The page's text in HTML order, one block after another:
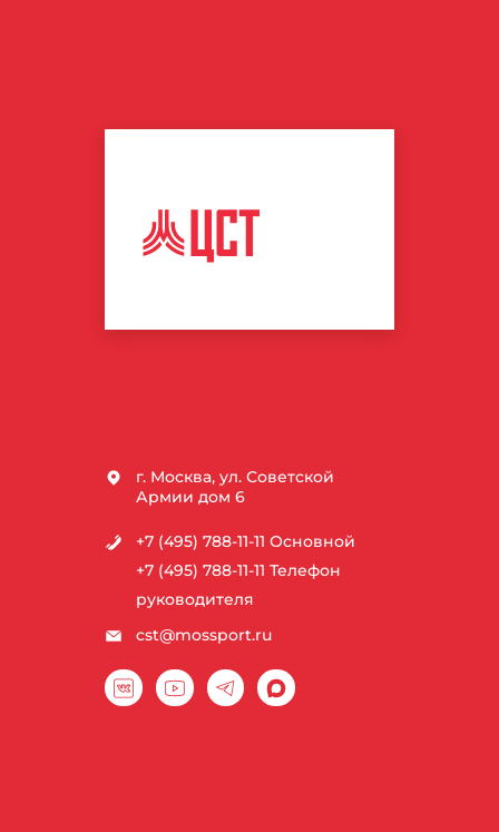
ЦЕНТР
г. Москва, ул. Советской
Армии дом 6
+7 (495) 788-11-11 Основной
+7 (495) 788-11-11 Телефон
руководителя
cst@mossport.ru